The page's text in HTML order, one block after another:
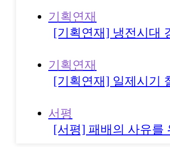
기획연재
[기획연재] 냉전시대
기획연재
[기획연재] 일제시기
서평
[서평] 패배의 사유를